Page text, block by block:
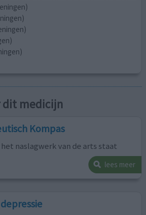
dit medicijn
Kompas
naslagwerk van de arts staat
lees meer